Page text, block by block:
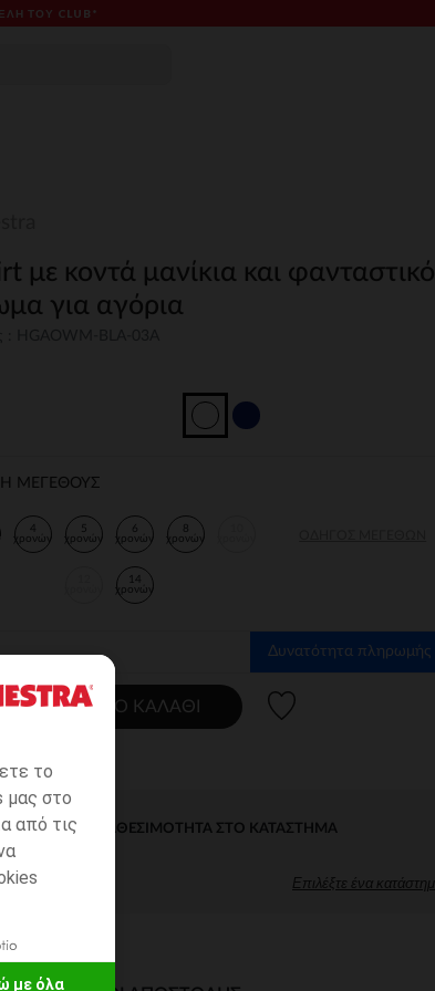
το
μας στο
από τις
με όλα
ΤΟΥ CLUB*
με κοντά μανίκια και φανταστικό
για αγόρια
ΜΕΓΕΘΟΥΣ
4
χρονών
5
χρονών
6
χρονών
8
χρονών
14
χρονών
Δυνατότητα πληρωμής
ΣΤΟ ΚΑΛΆΘΙ
ΆΜΕΣΗ ΔΙΑΘΕΣΙΜΌΤΗΤΑ ΣΤΟ ΚΑΤΆΣΤΗΜΑ
Επιλέξτε ένα